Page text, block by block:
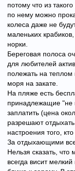
потому что из
по нему можно
колеса даже не
маленьких
норки.
Береговая полоса
для любителей
полежать на
моря на закате.
На пляже есть
принадлежащие "не
заплатить (цена
разрешают
настроения того,
За отдыхающими
Нельзя сказать, что
всегда висит